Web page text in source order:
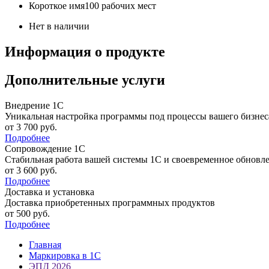
Короткое имя100 рабочих мест
Нет в наличии
Информация о продукте
Дополнительные услуги
Внедрение 1С
Уникальная настройка программы под процессы вашего
от 3 700 руб.
Подробнее
Сопровождение 1С
Стабильная работа вашей системы 1С и своевременное
от 3 600 руб.
Подробнее
Доставка и установка
Доставка приобретенных программных продуктов
от 500 руб.
Подробнее
Главная
Маркировка в 1С
ЭПД 2026